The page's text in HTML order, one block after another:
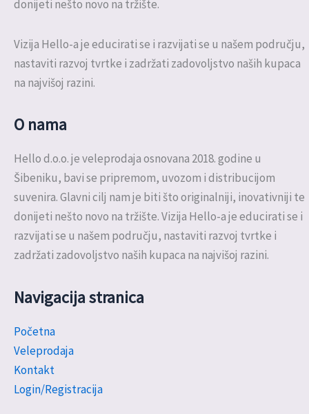
donijeti nešto novo na tržište.
Vizija Hello-a je educirati se i razvijati se u našem području,
nastaviti razvoj tvrtke i zadržati zadovoljstvo naših kupaca
na najvišoj razini.
O nama
Hello d.o.o. je veleprodaja osnovana 2018. godine u
Šibeniku, bavi se pripremom, uvozom i distribucijom
suvenira. Glavni cilj nam je biti što originalniji, inovativniji te
donijeti nešto novo na tržište. Vizija Hello-a je educirati se i
razvijati se u našem području, nastaviti razvoj tvrtke i
zadržati zadovoljstvo naših kupaca na najvišoj razini.
Navigacija stranica
Početna
Veleprodaja
Kontakt
Login/Registracija